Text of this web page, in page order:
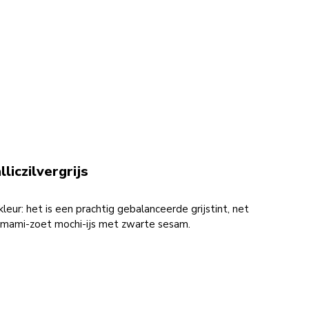
het is een prachtig gebalanceerde grijstint, net
zoet mochi-ijs met zwarte sesam.